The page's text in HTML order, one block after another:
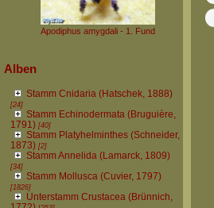
Apodiphus amygdali - 1. Fund
Alben
Stamm Cnidaria (Hatschek, 1888)
[24]
Stamm Echinodermata (Bruguière,
1791)[40]
Stamm Platyhelminthes (Schneider,
1873)[2]
Stamm Annelida (Lamarck, 1809)
[34]
Stamm Mollusca (Cuvier, 1797)
[1826]
Unterstamm Crustacea (Brünnich,